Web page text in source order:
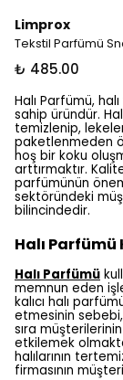
Limprox
Tekstil Parfümü
₺ 485.00
Halı Parfümü,
sahip üründür.
temizlenip,
paketlenmeden
hoş bir koku
arttırmaktır.
parfümünün
sektöründeki
bilincindedir.
Halı
Halı Parfümü
memnun eden
kalıcı halı
etmesinin sebebi,
sıra
etkilemek
halılarının
firmasının